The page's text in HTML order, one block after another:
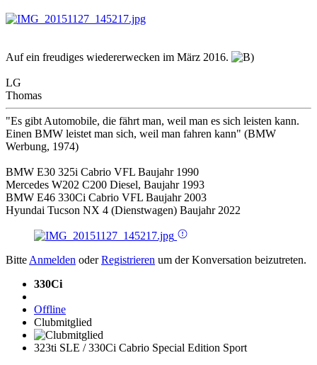
Auf ein freudiges wiedererwecken im März 2016.
LG
Thomas
"Es gibt Automobile, die fährt man, weil man es sich leisten kann.
Einen BMW leistet man sich, weil man fahren kann" (BMW
Werbung, 1974)
BMW E30 325i Cabrio VFL Baujahr 1990
Mercedes W202 C200 Diesel, Baujahr 1993
BMW E46 330Ci Cabrio VFL Baujahr 2003
Hyundai Tucson NX 4 (Dienstwagen) Baujahr 2022
Bitte Anmelden oderRegistrieren um der Konversation beizutreten.
330Ci
Offline
Clubmitglied
323ti SLE / 330Ci Cabrio Special Edition Sport